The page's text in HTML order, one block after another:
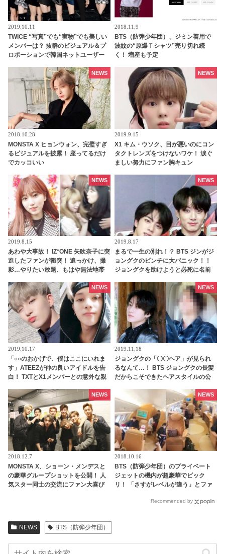
2019.10.11
TWICE “写真”でも“実物”でも美しい
メンバーは？ 抜群のビジュアル＆プ
ロポーションで韓国ネットユーザー
2018.11.9
BTS（防弾少年団）、ジミン着用で
波紋の“原爆Ｔシャツ”売り切れ続
く！ 増産も予定
2018.10.28
MONSTA X ヒョンウォン、完璧すぎ
るビジュアルを披露！ 座ってるだけ
でカッコいい
NEWS
2019.9.15
X1 キム・ウソク、目が悪いのにコン
タクトレンズをつけないワケ！ 涙ぐ
ましい努力にファン胸キュン
NEWS
2019.8.15
あわや大事故！ IZ*ONE 矢吹奈子に突
進したファンが衝突！ 追っかけ、撮
影…やりたい放題、もはや無法地帯
［動画］
NEWS
2019.8.17
まるで一生の別れ！？ BTS ジンがジ
ョングクのピンチに大パニック！！
ジョングクを助けようと必死に名前
その姿はまさにBTSの大黒柱
NEWS
2019.10.17
「○○のおかげで、僕はここにいれま
す」ATEEZが仲の良いアイドルを告
白！ TXTとX1メンバーとの意外な親
NEWS
2019.11.18
ジョングクの「〇〇ヘア」が見られ
るなんて…！ BTS ジョングクの長髪
だからこそできたヘアスタイルの公
つ無限の魅力にファンメロメロ
NEWS
2018.12.7
MONSTA X、ショーン・メンデスと
の豪華グループショットを公開！ 人
気スター同士の交流にファン大喜び
NEWS
2018.10.16
BTS（防弾少年団）のプライベート
ジェットの機内が超豪華でビック
リ！ 「さすがレベルが違う」とファ
NEWS
Recommended by
NEWS BTS（防弾少年団）